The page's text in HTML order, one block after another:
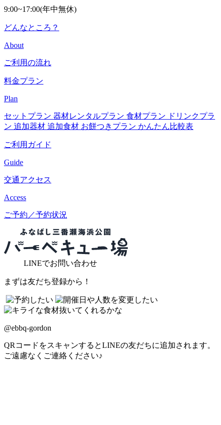
9:00~17:00(年中無休)
どんなところ？
About
ご利用の流れ
料金プラン
Plan
セットプラン 器材レンタルプラン 食材プラン ドリンクプラ
ン 追加器材 追加食材 お餅つきプラン かんたん比較表
ご利用ガイド
Guide
交通アクセス
Access
ご予約／予約状況
LINEでお問い合わせ
まずは友だち登録から！
@ebbq-gordon
QRコードをスキャンするとLINEの友だちに追加されます。
ご遠慮なくご連絡ください♪